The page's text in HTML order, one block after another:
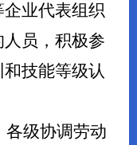
业代表组织
员，积极参
技能等级认
各级协调劳动